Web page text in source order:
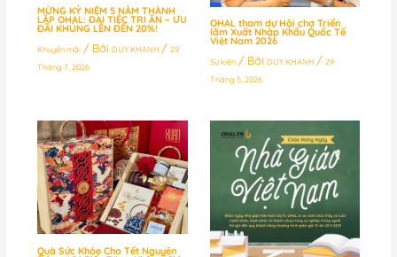
MỪNG KỶ NIỆM 5 NĂM THÀNH
LẬP OHAL: ĐẠI TIỆC TRI ÂN – ƯU
ĐÃI KHỦNG LÊN ĐẾN 20%!
Khuyến mãi/ Bởi DUY KHANH / 29
Tháng 7, 2026
OHAL tham dự Hội chợ Triển
lãm Xuất Nhập Khẩu Quốc Tế
Việt Nam 2026
Sự kiện/ Bởi DUY KHANH / 29
Tháng 5, 2026
Quà Sức Khỏe Cho Tết Nguyên